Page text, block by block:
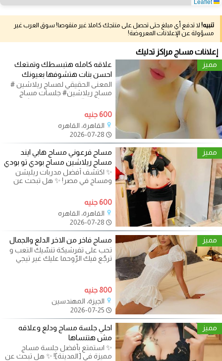
تنبيه! لا تدفع أي مبلغ حتى تحصل على منتجك كاملا غير منقوصا! سوق العرب غير
مسؤولة عن الإعلانات المعروضة!
إعلانات مساج مراكز تدليك
مميز
علاقه كامله هتبسطك وتمتعك
احسن بنات هتشوفها بعيونك
المعنى الحقيقي لمساج ريلاشين #
مساج ريلاشين# جلسات مساج
ريلاشين #معنى مساج ريلاشين
#مساج ريلاشن#
600 جنيه
القاهرة، القاهره
مميز
مساج فرعوني مساج هابي ايند
مساج ريلاشين مساج بودي تو بودي
✨ اكتشف أفضل مدربات ريليشن
ومساج في مصر! ✨ هل تبحث عن
في سبا
600 جنيه
القاهرة، القاهره
مميز مساج فاخر من الاخر الدلع والجمال
تحب على تفرشيكة تنسّيك التعب و
ترجّع فيك الرّوحما عليك غير تيجي
بحذانا عندنا ليكم اوفر جنان
800 جنيه
الجيزة، المهندسين
مميز
احلي جلسة مساج ودلع وعلاقه
مش هتنساها
✨ استمتع بأفضل جلسة مساج
مميزة في [المدينة]! ✨ هل تبحث عن